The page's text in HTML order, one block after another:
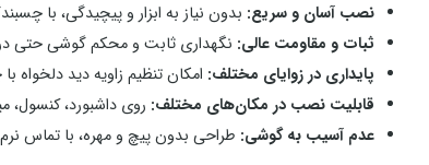
نصب آسان و سریع: بدون نیاز به ابزار و پیچیدگی، با
ثبات و مقاومت عالی: نگهداری ثابت و محکم گوشی حتی در
پایداری در زوایای مختلف: امکان تنظیم زاویه دید دلخواه با
قابلیت نصب در مکان‌های مختلف: روی داشبورد، کنسول،
عدم آسیب به گوشی: طراحی بدون پیچ و مهره، با تماس